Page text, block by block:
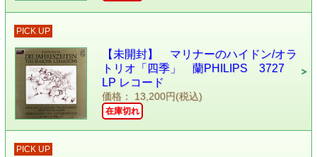
PICK UP
【未開封】 マリナーのハイドン/オラ
トリオ「四季」 蘭PHILIPS 3727
LP レコード
価格： 13,200円(税込)
在庫切れ
PICK UP